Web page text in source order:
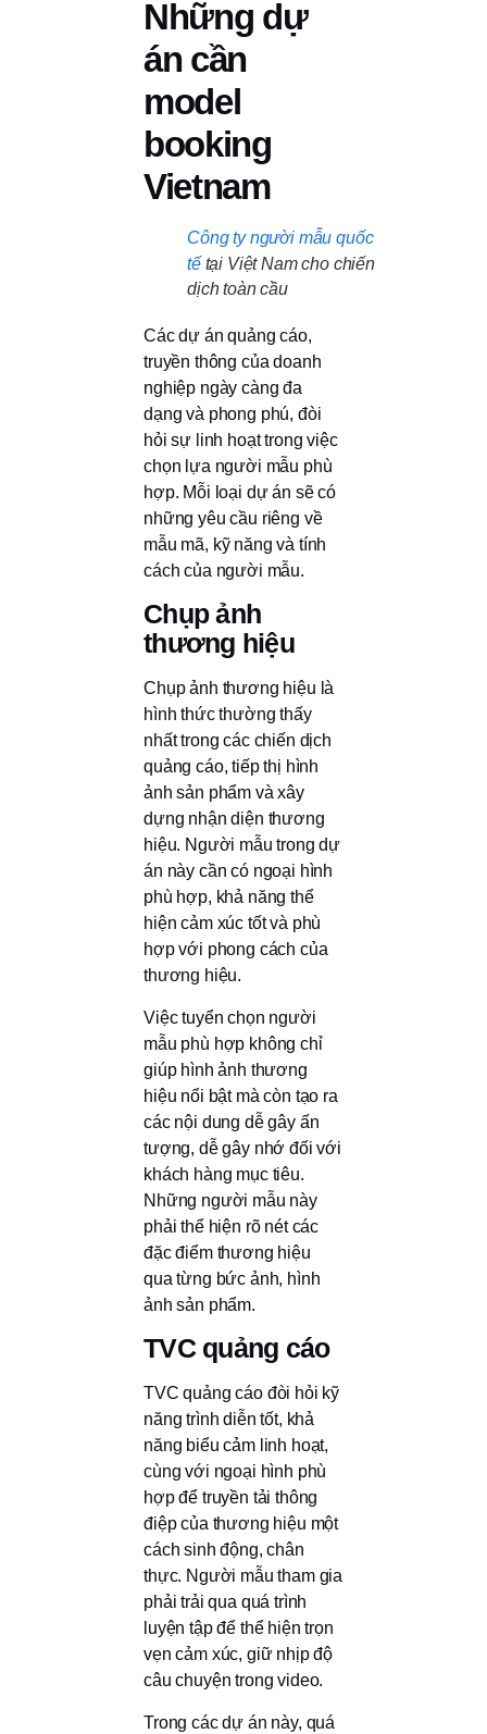
Những dự
án cần
model
booking
Vietnam
Công ty người mẫu quốc
tếtại Việt Nam cho chiến
dịch toàn cầu
Các dự án quảng cáo,
truyền thông của doanh
nghiệp ngày càng đa
dạng và phong phú, đòi
hỏi sự linh hoạt trong việc
chọn lựa người mẫu phù
hợp. Mỗi loại dự án sẽ có
những yêu cầu riêng về
mẫu mã, kỹ năng và tính
cách của người mẫu.
Chụp ảnh
thương hiệu
Chụp ảnh thương hiệu là
hình thức thường thấy
nhất trong các chiến dịch
quảng cáo, tiếp thị hình
ảnh sản phẩm và xây
dựng nhận diện thương
hiệu. Người mẫu trong dự
án này cần có ngoại hình
phù hợp, khả năng thể
hiện cảm xúc tốt và phù
hợp với phong cách của
thương hiệu.
Việc tuyển chọn người
mẫu phù hợp không chỉ
giúp hình ảnh thương
hiệu nổi bật mà còn tạo ra
các nội dung dễ gây ấn
tượng, dễ gây nhớ đối với
khách hàng mục tiêu.
Những người mẫu này
phải thể hiện rõ nét các
đặc điểm thương hiệu
qua từng bức ảnh, hình
ảnh sản phẩm.
TVC quảng cáo
TVC quảng cáo đòi hỏi kỹ
năng trình diễn tốt, khả
năng biểu cảm linh hoạt,
cùng với ngoại hình phù
hợp để truyền tải thông
điệp của thương hiệu một
cách sinh động, chân
thực. Người mẫu tham gia
phải trải qua quá trình
luyện tập để thể hiện trọn
vẹn cảm xúc, giữ nhịp độ
câu chuyện trong video.
Trong các dự án này, quá